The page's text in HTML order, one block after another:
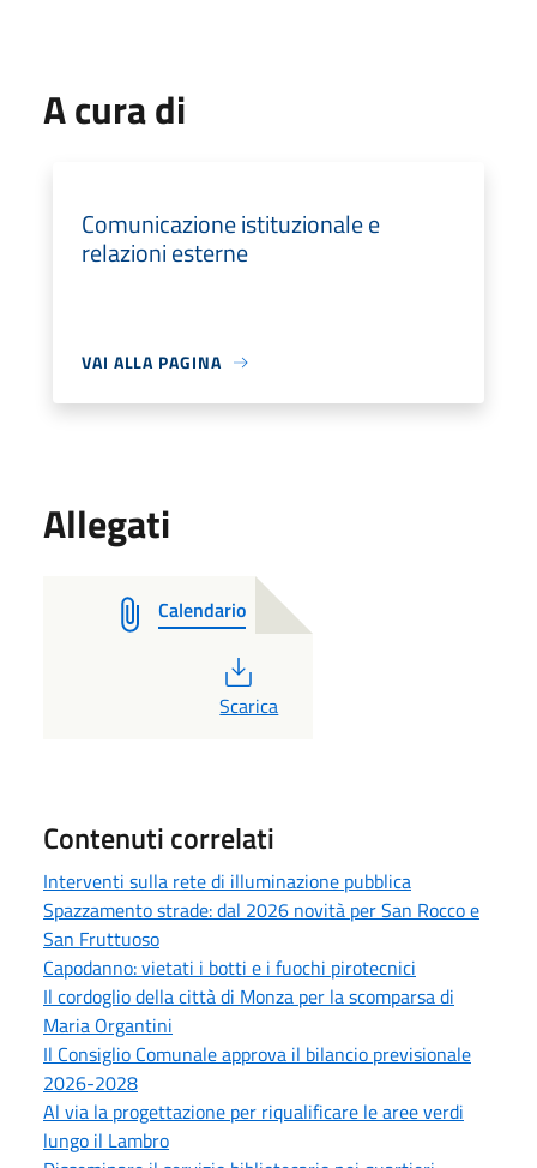
A cura di
Comunicazione istituzionale e
relazioni esterne
VAI ALLA PAGINA
Allegati
Calendario
PDF
Scarica
Contenuti correlati
Interventi sulla rete di illuminazione pubblica
Spazzamento strade: dal 2026 novità per San Rocco e
San Fruttuoso
Capodanno: vietati i botti e i fuochi pirotecnici
Il cordoglio della città di Monza per la scomparsa di
Maria Organtini
Il Consiglio Comunale approva il bilancio previsionale
2026-2028
Al via la progettazione per riqualificare le aree verdi
lungo il Lambro